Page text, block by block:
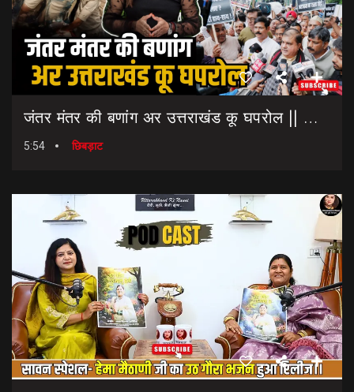
जंतर मंतर की बणांग अर उत्तराखंड कू घपरोल || NEET Paper Leak || Dharmendra Pradhan Resigns
5:54 छिबड़ाट